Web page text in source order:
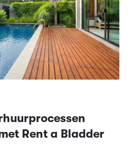
Rent a Bladder